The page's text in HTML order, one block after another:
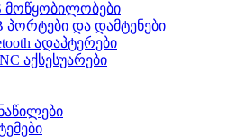
მოწყობილობები
პორტები და დამტენები
ადაპტერები
აქსესუარები